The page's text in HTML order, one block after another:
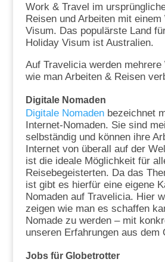
Work & Travel im
Reisen und Arbeiten mit
Visum. Das populärste Land
Holiday Visum ist Australien.
Auf Travelicia werden
wie man Arbeiten & Reisen
Digitale Nomaden
Digitale Nomadenbezeichnet
Internet-Nomaden. Sie sind
selbständig und können ihre
Internet von überall auf der
ist die ideale Möglichkeit für
Reisebegeisterten. Da das
ist gibt es hierfür eine eigene
Nomaden auf Travelicia. Hier
zeigen wie man es schaffen
Nomade zu werden – mit
unseren Erfahrungen aus dem
Jobs für Globetrotter